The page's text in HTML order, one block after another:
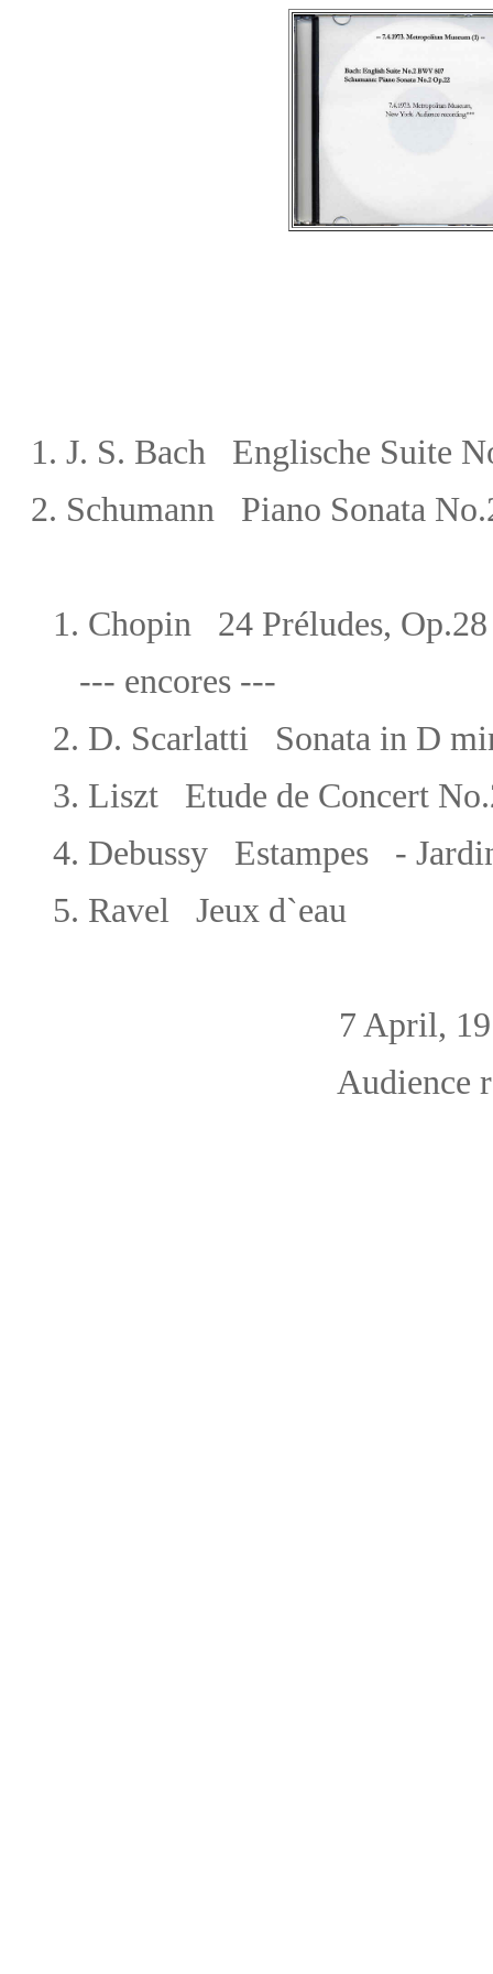
1. J. S. Bach Englische Suite
2. Schumann Piano Sonata
1. Chopin 24 Préludes, Op.28
--- encores ---
2. D. Scarlatti Sonata in D
3. Liszt Etude de Concert
4. Debussy Estampes -
5. Ravel Jeux d`eau
7 April,
Audience